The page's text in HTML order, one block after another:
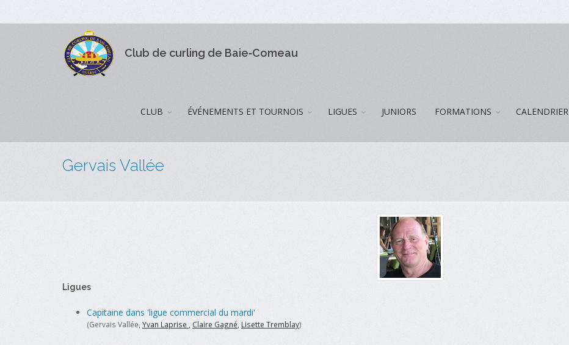
Club de curling de Baie‑Comeau
CLUB ÉVÉNEMENTS ET TOURNOIS LIGUES JUNIORS FORMATIONS CALENDRIER
Gervais Vallée
Ligues
Capitaine dans 'ligue commercial du mardi'
(Gervais Vallée, Yvan Laprise Claire Gagné Lisette Tremblay)